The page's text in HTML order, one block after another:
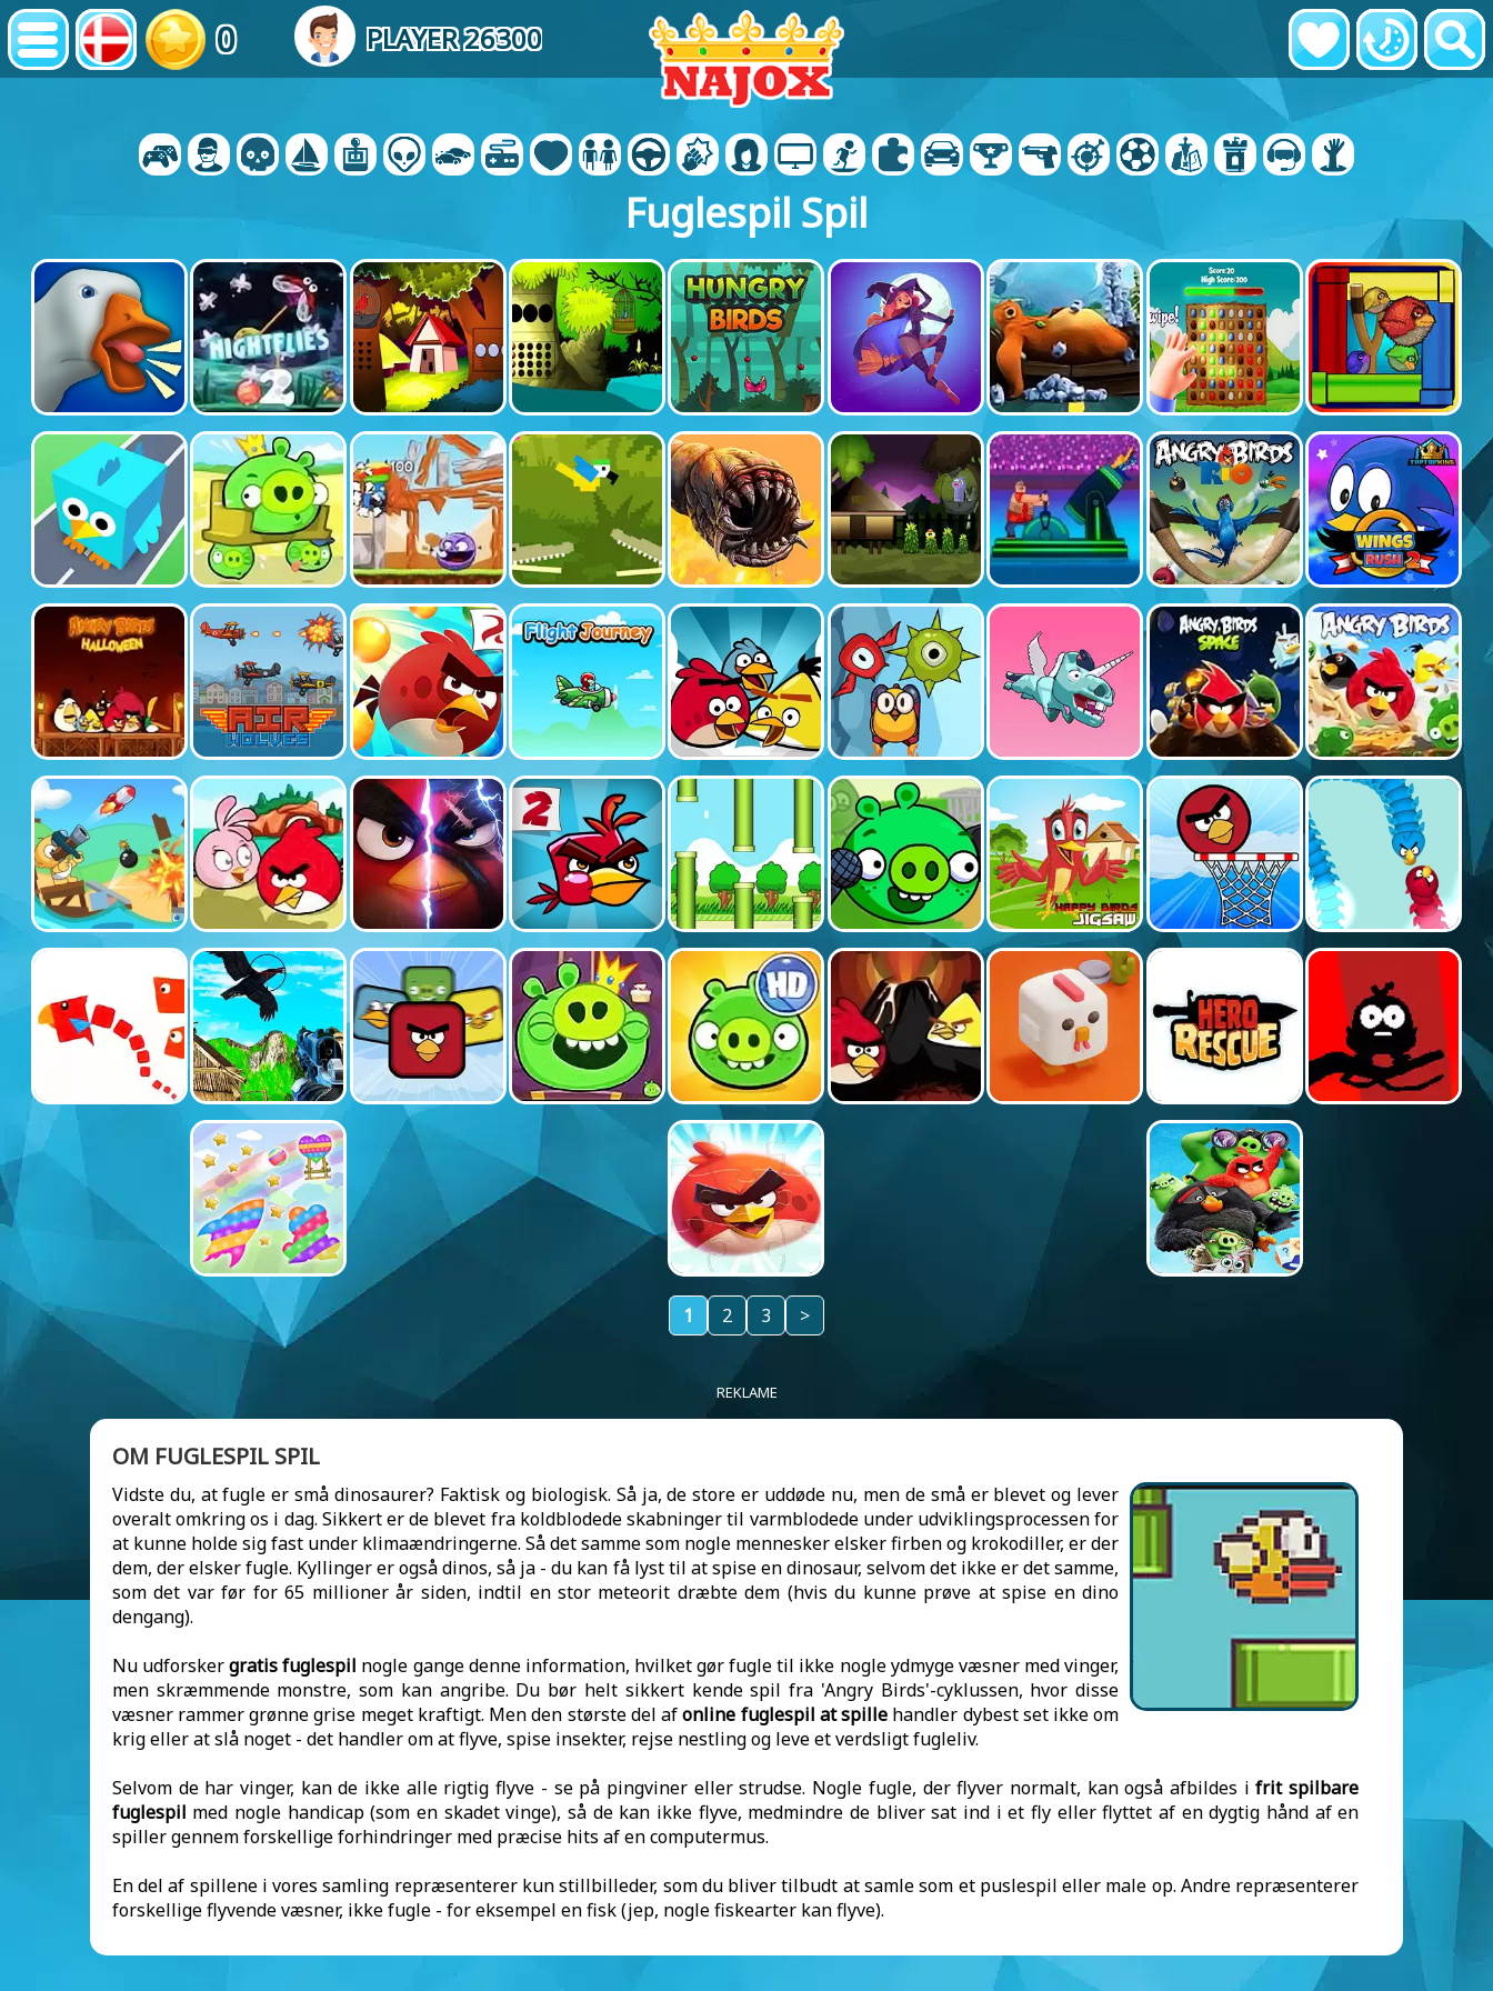
0 PLAYER 26300
Fuglespil Spil
1 2 3 >
REKLAME
OM FUGLESPIL SPIL
Vidste du, at fugle er små dinosaurer? Faktisk og biologisk. Så ja, de store er uddøde nu, men de små er blevet og lever
overalt omkring os i dag. Sikkert er de blevet fra koldblodede skabninger til varmblodede under udviklingsprocessen for
at kunne holde sig fast under klimaændringerne. Så det samme som nogle mennesker elsker firben og krokodiller, er der
dem, der elsker fugle. Kyllinger er også dinos, så ja - du kan få lyst til at spise en dinosaur, selvom det ikke er det samme,
som det var før for 65 millioner år siden, indtil en stor meteorit dræbte dem (hvis du kunne prøve at spise en dino
dengang).
Nu udforskergratis fuglespil nogle gange denne information, hvilket gør fugle til ikke nogle ydmyge væsner med vinger,
men skræmmende monstre, som kan angribe. Du bør helt sikkert kende spil fra 'Angry Birds'-cyklussen, hvor disse
væsner rammer grønne grise meget kraftigt. Men den største del afonline fuglespil at spille handler dybest set ikke om
krig eller at slå noget - det handler om at flyve, spise insekter, rejse nestling og leve et verdsligt fugleliv.
Selvom de har vinger, kan de ikke alle rigtig flyve - se på pingviner eller strudse. Nogle fugle, der flyver normalt, kan også afbildes ifrit spilbare
fuglespil med nogle handicap (som en skadet vinge), så de kan ikke flyve, medmindre de bliver sat ind i et fly eller flyttet af en dygtig hånd af en
spiller gennem forskellige forhindringer med præcise hits af en computermus.
En del af spillene i vores samling repræsenterer kun stillbilleder, som du bliver tilbudt at samle som et puslespil eller male op. Andre repræsenterer
forskellige flyvende væsner, ikke fugle - for eksempel en fisk (jep, nogle fiskearter kan flyve).